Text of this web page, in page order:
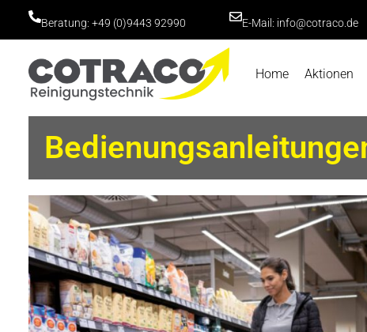
Beratung: +49 (0)9443 92990 E-Mail: info@cotraco.de
Home Aktionen